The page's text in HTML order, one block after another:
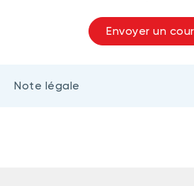
Envoyer un
Note légale